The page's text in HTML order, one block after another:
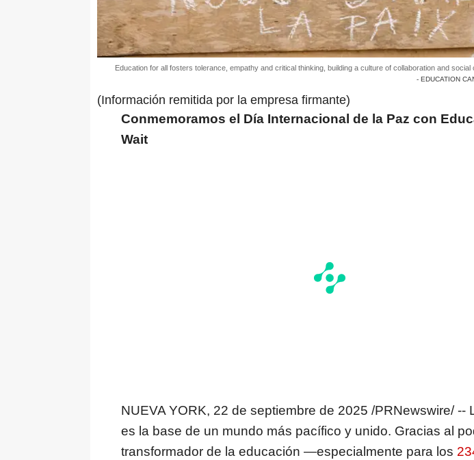
Education for all fosters tolerance, empathy and critical thinking, building a culture of collaboration and social
- EDUCATION
(Información remitida por la empresa firmante)
Conmemoramos el Día Internacional de la Paz con
Wait
NUEVA YORK, 22 de septiembre de 2025 /PRNewswire/ --
es la base de un mundo más pacífico y unido. Gracias al
transformador de la educación —especialmente para los